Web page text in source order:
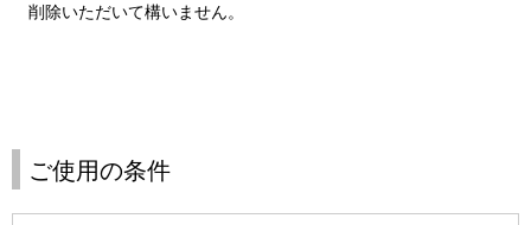
削除いただいて構いません。
ご使用の条件